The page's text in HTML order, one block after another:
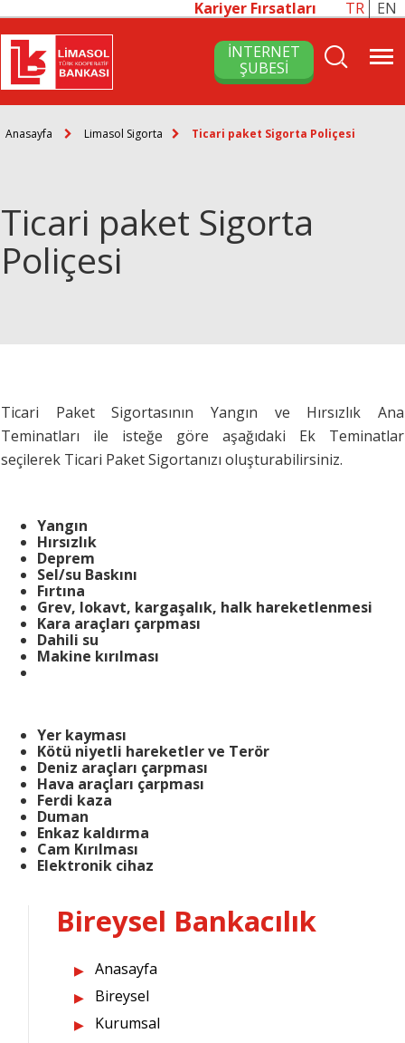
Kariyer Fırsatları TR EN
İNTERNET
ŞUBESİ
Anasayfa Limasol Sigorta Ticari paket Sigorta Poliçesi
Ticari paket Sigorta
Poliçesi
Ticari Paket Sigortasının Yangın ve Hırsızlık Ana
Teminatları ile isteğe göre aşağıdaki Ek Teminatlar
seçilerek Ticari Paket Sigortanızı oluşturabilirsiniz.
Yangın
Hırsızlık
Deprem
Sel/su Baskını
Fırtına
Grev, lokavt, kargaşalık, halk hareketlenmesi
Kara araçları çarpması
Dahili su
Makine kırılması
Yer kayması
Kötü niyetli hareketler ve Terör
Deniz araçları çarpması
Hava araçları çarpması
Ferdi kaza
Duman
Enkaz kaldırma
Cam Kırılması
Elektronik cihaz
Bireysel Bankacılık
Anasayfa
Bireysel
Kurumsal